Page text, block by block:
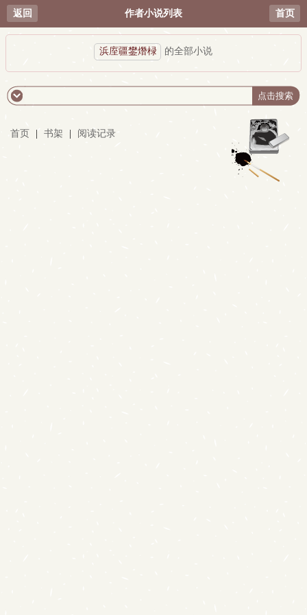
返回 作者小说列表 首页
浜庢疆鐢熸椂 的全部小说
首页 书架 阅读记录